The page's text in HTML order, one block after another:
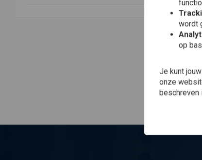
wordt
op
Je kunt
onze
beschreven